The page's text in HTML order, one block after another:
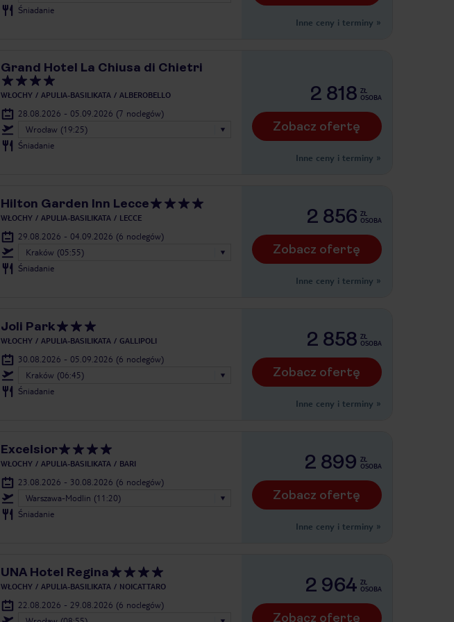
Śniadanie
Inne ceny i terminy »
Grand Hotel La Chiusa di Chietri
WŁOCHY APULIA-BASILIKATA ALBEROBELLO
28.08.2026 - 05.09.2026 (7 noclegów)
Wrocław (19:25)
Śniadanie
2 818 ZŁ
OSOBA
Zobacz ofertę
Inne ceny i terminy »
Hilton Garden Inn Lecce
WŁOCHY APULIA-BASILIKATA LECCE
29.08.2026 - 04.09.2026 (6 noclegów)
Kraków (05:55)
Śniadanie
2 856 ZŁ
OSOBA
Zobacz ofertę
Inne ceny i terminy »
Joli Park
WŁOCHY APULIA-BASILIKATA GALLIPOLI
30.08.2026 - 05.09.2026 (6 noclegów)
Kraków (06:45)
Śniadanie
2 858 ZŁ
OSOBA
Zobacz ofertę
Inne ceny i terminy »
Excelsior
WŁOCHY APULIA-BASILIKATA BARI
23.08.2026 - 30.08.2026 (6 noclegów)
Warszawa-Modlin (11:20)
Śniadanie
2 899 ZŁ
OSOBA
Zobacz ofertę
Inne ceny i terminy »
UNA Hotel Regina
WŁOCHY APULIA-BASILIKATA NOICATTARO
22.08.2026 - 29.08.2026 (6 noclegów)
2 964 ZŁ
OSOBA
Zobacz ofertę